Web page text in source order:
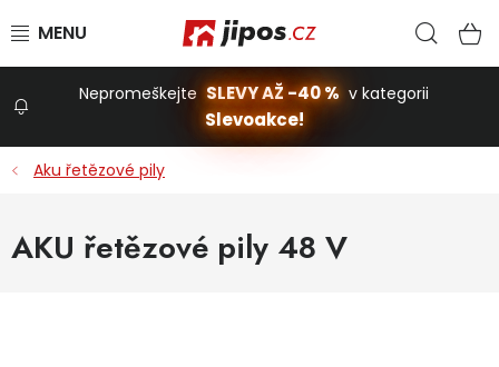
Nepromeškejte SLEVY AŽ -40 % v kategorii
Slevoakce!
Aku řetězové pily
AKU řetězové pily 48 V